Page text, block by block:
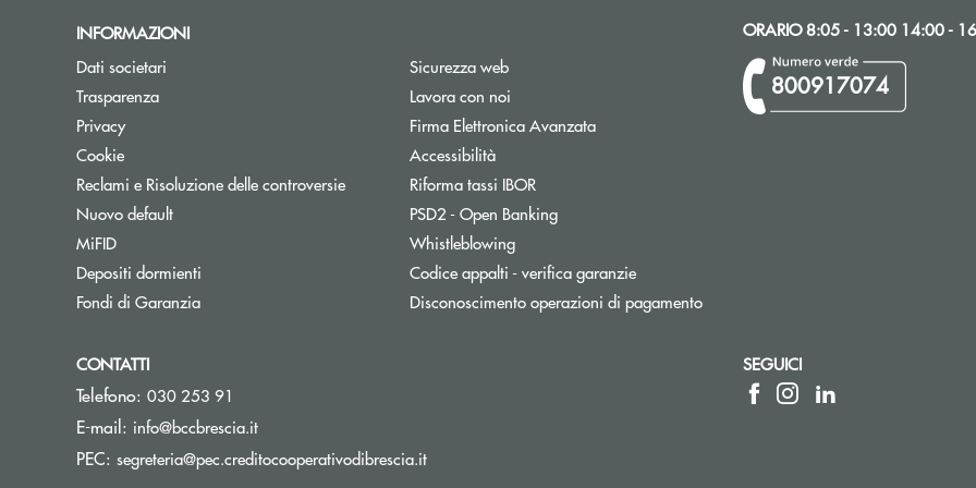
INFORMAZIONI
Dati societari
Trasparenza
Privacy
Cookie
Reclami e Risoluzione delle controversie
Nuovo default
MiFID
Depositi dormienti
Fondi di Garanzia
Sicurezza web
Lavora con noi
Firma Elettronica Avanzata
Accessibilità
Riforma tassi IBORApre una nuova finestra
PSD2 - Open Banking
Whistleblowing
Codice appalti - verifica garanzie
Disconoscimento operazioni di pagamento
ORARIO 8:05 - 13:00 14:00 -
800917074
CONTATTI
Telefono: 030 253 91
E-mail: info@bccbrescia.it(si apre l’app di posta elettronica)
PEC: segreteria@pec.creditocooperativodibrescia.it(si apre l’app di posta elettronica)
SEGUICI